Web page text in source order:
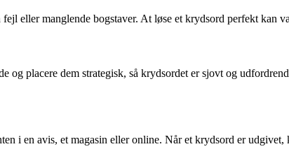
eller manglende bogstaver. At løse et krydsord perfekt kan
placere dem strategisk, så krydsordet er sjovt og
i en avis, et magasin eller online. Når et krydsord er